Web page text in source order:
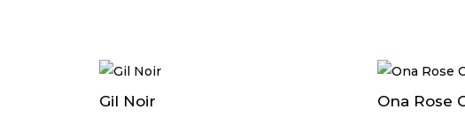
Gil Noir Ona Rose